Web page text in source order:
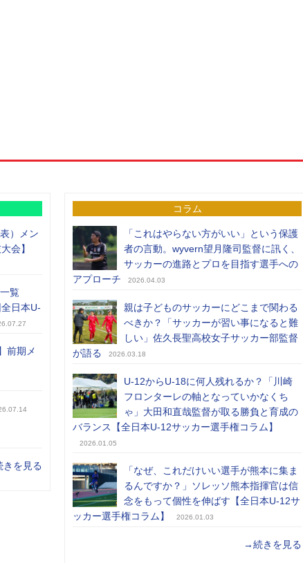
）メン
会】
覧
日本U-
前期メ
を見る
コラム
「これはやらない方がいい」という保護
者の言動。wyvern望月隆司監督に訊く、
サッカーの進路とプロを目指す選手への
アプローチ
2026.04.03
親は子どものサッカーにどこまで関わる
べきか？「サッカーが習い事になると難
しい」佐久長聖高校女子サッカー部監督
が語る
2026.03.18
U-12からU-18に何人残れるか？「川崎
フロンターレの軸となっていかなくち
ゃ」大田和直哉監督が取る勝負と育成の
バランス【全日本U-12サッカー選手権コラム】
2026.01.05
「なぜ、これだけいい選手が熊本に集ま
るんですか？」ソレッソ熊本指揮官は信
念をもって個性を伸ばす【全日本U-12サ
ッカー選手権コラム】
2026.01.03
→続きを見る